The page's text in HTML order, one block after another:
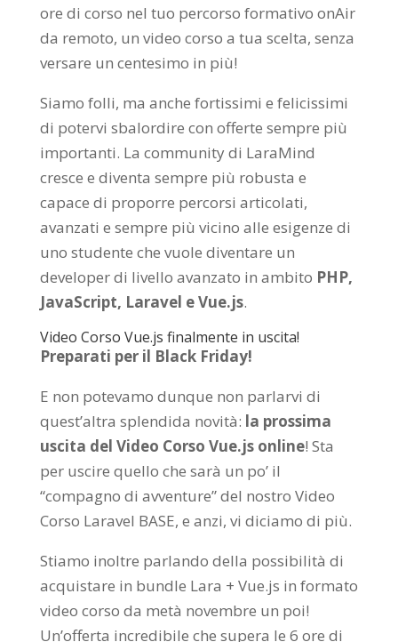
ore di corso nel tuo percorso formativo onAir
da remoto, un video corso a tua scelta, senza
versare un centesimo in più!
Siamo folli, ma anche fortissimi e felicissimi
di potervi sbalordire con offerte sempre più
importanti. La community di LaraMind
cresce e diventa sempre più robusta e
capace di proporre percorsi articolati,
avanzati e sempre più vicino alle esigenze di
uno studente che vuole diventare un
developer di livello avanzato in ambito PHP,
JavaScript, Laravel e Vue.js.
Video Corso Vue.js finalmente in uscita!
Preparati per il Black Friday!
E non potevamo dunque non parlarvi di
quest’altra splendida novità: la prossima
uscita del Video Corso Vue.js online! Sta
per uscire quello che sarà un po’ il
“compagno di avventure” del nostro Video
Corso Laravel BASE, e anzi, vi diciamo di più.
Stiamo inoltre parlando della possibilità di
acquistare in bundle Lara + Vue.js in formato
video corso da metà novembre un poi!
Un’offerta incredibile che supera le 6 ore di